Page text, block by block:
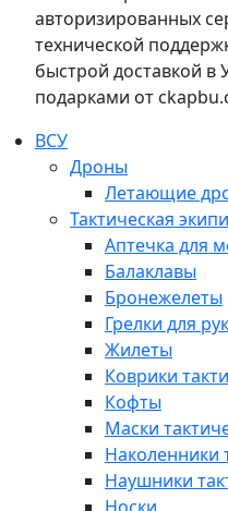
авторизированных
технической
быстрой доставкой в
подарками от
ВСУ
Дроны
Летающие
Тактическая
Аптечка для
Балаклавы
Бронежелеты
Грелки для
Жилеты
Коврики
Кофты
Маски
Наколенники
Наушники